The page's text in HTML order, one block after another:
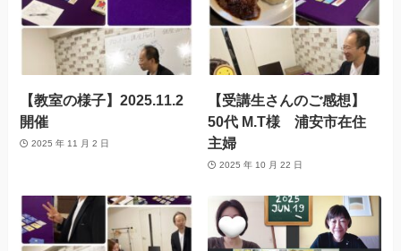
【教室の様子】2025.11.2
開催
2025 年 11 月 2 日
【受講生さんのご感想】
50代 M.T様 浦安市在住
主婦
2025 年 10 月 22 日